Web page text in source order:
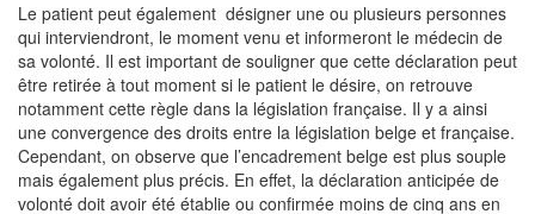
Le patient peut également désigner une ou plusieurs personnes
qui interviendront, le moment venu et informeront le médecin de
sa volonté. Il est important de souligner que cette déclaration peut
être retirée à tout moment si le patient le désire, on retrouve
notamment cette règle dans la législation française. Il y a ainsi
une convergence des droits entre la législation belge et française.
Cependant, on observe que l’encadrement belge est plus souple
mais également plus précis. En effet, la déclaration anticipée de
volonté doit avoir été établie ou confirmée moins de cinq ans en